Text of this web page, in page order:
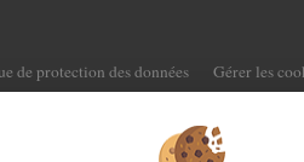
de protection des données
Gérer les